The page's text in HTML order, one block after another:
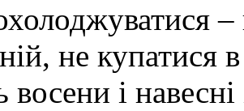
–
не купатися
восени і навесні